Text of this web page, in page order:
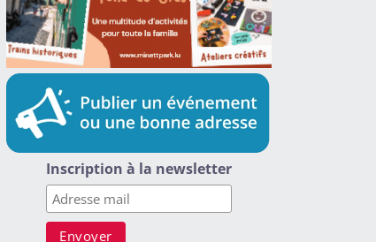
Inscription à la newsletter